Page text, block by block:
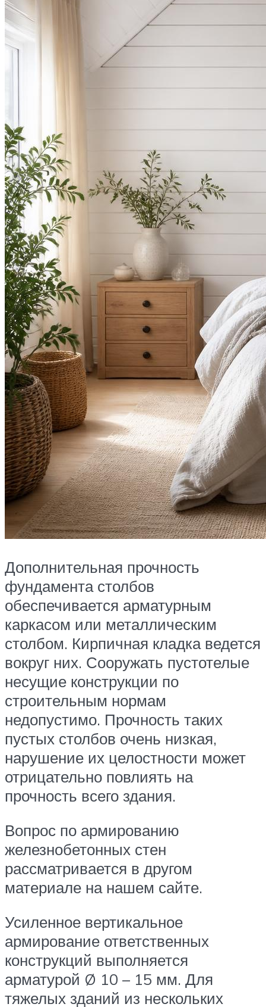
Дополнительная прочность
фундамента столбов
обеспечивается арматурным
каркасом или металлическим
столбом. Кирпичная кладка ведется
вокруг них. Сооружать пустотелые
несущие конструкции по
строительным нормам
недопустимо. Прочность таких
пустых столбов очень низкая,
нарушение их целостности может
отрицательно повлиять на
прочность всего здания.
Вопрос по армированию
железнобетонных стен
рассматривается в другом
материале на нашем сайте.
Усиленное вертикальное
армирование ответственных
конструкций выполняется
арматурой Ø 10 – 15 мм. Для
тяжелых зданий из нескольких